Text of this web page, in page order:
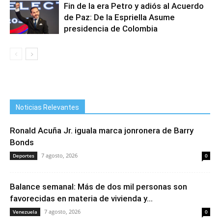
Fin de la era Petro y adiós al Acuerdo
de Paz: De la Espriella Asume
presidencia de Colombia
Noticias Relevantes
Ronald Acuña Jr. iguala marca jonronera de Barry
Bonds
Deportes 7 agosto, 2026 0
Balance semanal: Más de dos mil personas son
favorecidas en materia de vivienda y...
Venezuela 7 agosto, 2026 0